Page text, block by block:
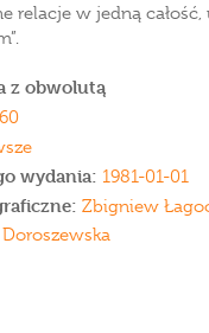
relacje w jedną
z obwolutą
wydania: 1981-01-01
Zbigniew